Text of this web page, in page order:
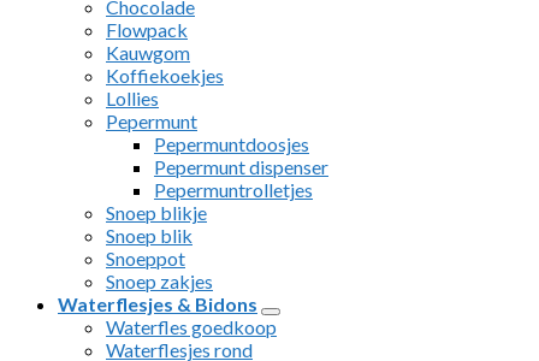
Chocolade
Flowpack
Kauwgom
Koffiekoekjes
Lollies
Pepermunt
Pepermuntdoosjes
Pepermunt dispenser
Pepermuntrolletjes
Snoep blikje
Snoep blik
Snoeppot
Snoep zakjes
Waterflesjes & Bidons
Waterfles goedkoop
Waterflesjes rond